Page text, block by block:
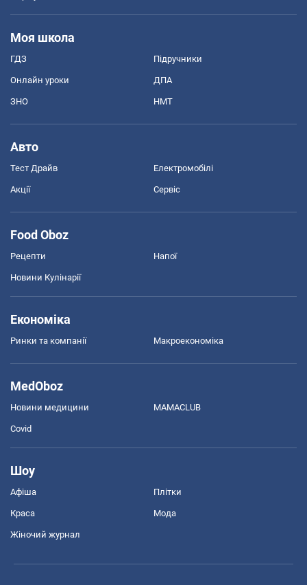
Моя школа
ГДЗ Підручники
Онлайн уроки ДПА
ЗНО НМТ
Авто
Тест Драйв Електромобілі
Акції Сервіс
Food Oboz
Рецепти Напої
Новини Кулінарії
Економіка
Ринки та компанії Макроекономіка
MedOboz
Новини медицини MAMACLUB
Covid
Шоу
Афіша Плітки
Краса Мода
Жіночий журнал